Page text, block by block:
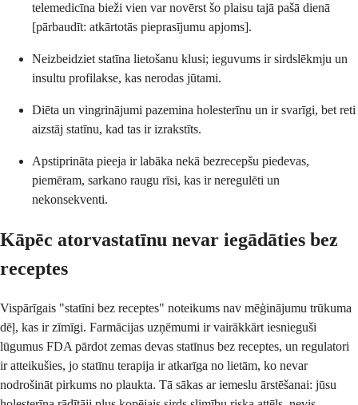
telemedicīna bieži vien var novērst šo plaisu tajā pašā dienā
[pārbaudīt: atkārtotās pieprasījumu apjoms].
Neizbeidziet statīna lietošanu klusi; ieguvums ir sirdslēkmju un
insultu profilakse, kas nerodas jūtami.
Diēta un vingrinājumi pazemina holesterīnu un ir svarīgi, bet reti
aizstāj statīnu, kad tas ir izrakstīts.
Apstiprināta pieeja ir labāka nekā bezrecepšu piedevas,
piemēram, sarkano raugu rīsi, kas ir neregulēti un
nekonsekventi.
Kāpēc atorvastatīnu nevar iegādāties bez
receptes
Vispārīgais "statīni bez receptes" noteikums nav mēģinājumu trūkuma
dēļ, kas ir zīmīgi. Farmācijas uzņēmumi ir vairākkārt iesnieguši
lūgumus FDA pārdot zemas devas statīnus bez receptes, un regulatori
ir atteikušies, jo statīnu terapija ir atkarīga no lietām, ko nevar
nodrošināt pirkums no plaukta. Tā sākas ar iemeslu ārstēšanai: jūsu